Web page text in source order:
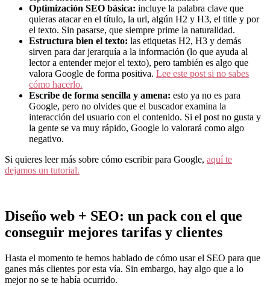
Optimización SEO básica: incluye la palabra clave que
quieras atacar en el título, la url, algún H2 y H3, el title y por
el texto. Sin pasarse, que siempre prime la naturalidad.
Estructura bien el texto: las etiquetas H2, H3 y demás
sirven para dar jerarquía a la información (lo que ayuda al
lector a entender mejor el texto), pero también es algo que
valora Google de forma positiva. Lee este post si no sabes
cómo hacerlo.
Escribe de forma sencilla y amena: esto ya no es para
Google, pero no olvides que el buscador examina la
interacción del usuario con el contenido. Si el post no gusta y
la gente se va muy rápido, Google lo valorará como algo
negativo.
Si quieres leer más sobre cómo escribir para Google, aquí te
dejamos un tutorial.
Diseño web + SEO: un pack con el que
conseguir mejores tarifas y clientes
Hasta el momento te hemos hablado de cómo usar el SEO para que
ganes más clientes por esta vía. Sin embargo, hay algo que a lo
mejor no se te había ocurrido.